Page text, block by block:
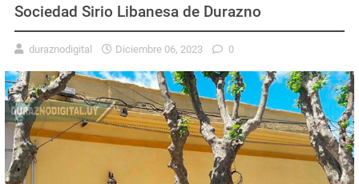
Sociedad Sirio Libanesa de Durazno
duraznodigital Diciembre 06, 2023 0